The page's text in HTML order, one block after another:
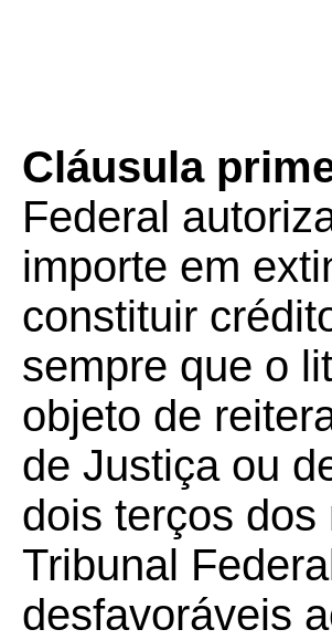
Cláusula
Federal
importe em
constituir
sempre que o
objeto de
de Justiça ou
dois terços
Tribunal
desfavoráveis